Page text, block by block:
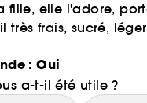
fille, elle l'adore,
très frais, sucré,
: Oui
a-t-il été utile ?